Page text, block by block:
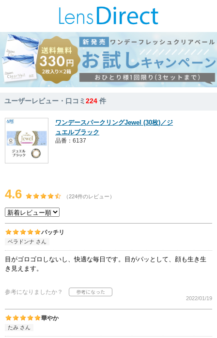
ユーザーレビュー・口コミ224 件
ワンデースパークリングJewel (30枚)／ジ
ュエルブラック
品番：6137
4.6 （224件のレビュー）
パッチリ
ベラドンナ さん
目がゴロゴロしないし、快適な毎日です。目がパッとして、顔も生き生
き見えます。
参考になりましたか？
2022/01/19
華やか
たみ さん